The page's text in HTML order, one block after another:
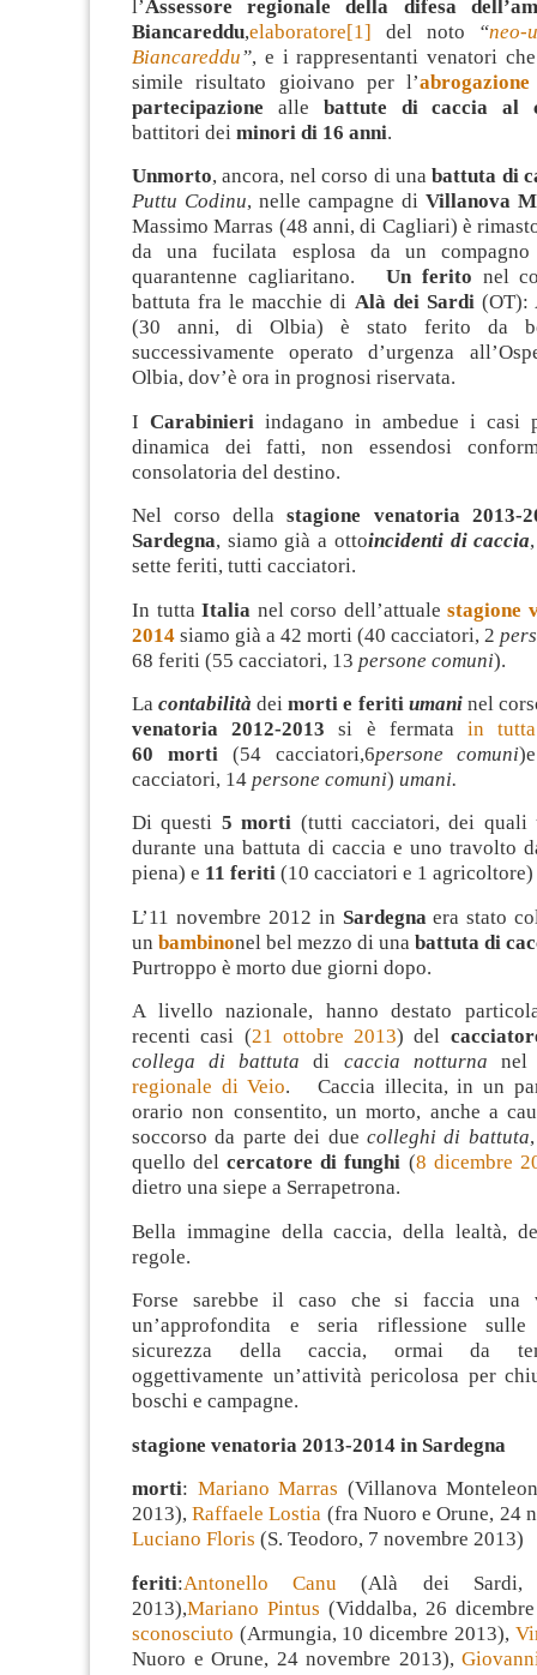
l’Assessore regionale della difesa
Biancareddu,elaboratore[1] del noto “neo-
Biancareddu”, e i rappresentanti venatori
simile risultato gioivano per l’abrogazione
partecipazione alle battute di caccia al
battitori dei minori di 16 anni.
Unmorto, ancora, nel corso di unabattuta di
Puttu Codinu, nelle campagne di Villanova
Massimo Marras (48 anni, di Cagliari) è
da una fucilata esplosa da un
quarantenne cagliaritano.Un ferito nel
battuta fra le macchie di Alà dei Sardi(OT):
(30 anni, di Olbia) è stato ferito da
successivamente operato d’urgenza
Olbia, dov’è ora in prognosi riservata.
I Carabinieri indagano in ambedue i casi
dinamica dei fatti, non essendosi
consolatoria del destino.
Nel corso dellastagione venatoria 2013-
Sardegna, siamo già a ottoincidenti di caccia
sette feriti, tutti cacciatori.
In tutta Italia nel corso dell’attuale stagione
2014 siamo già a 42 morti (40 cacciatori, 2
68 feriti (55 cacciatori, 13 persone comuni).
Lacontabilità deimorti e feriti umaninel
venatoria 2012-2013 si è fermatain
60
morti(54 cacciatori,6persone comuni
cacciatori, 14 persone comuni) umani.
Di questi 5 morti (tutti cacciatori, dei quali
durante una battuta di caccia e uno travolto
piena) e 11 feriti (10 cacciatori e 1
L’11 novembre 2012 in Sardegnaera stato
un bambinonel bel mezzo di una battuta di
Purtroppo è morto due giorni dopo.
A livello nazionale, hanno destato
recenti casi (21 ottobre 2013) del
collega di battuta di caccia notturna
regionale di Veio. Caccia illecita, in un
orario non consentito, un morto, anche a
soccorso da parte dei due colleghi di battuta
quello delcercatore di funghi (8 dicembre
dietro una siepe a Serrapetrona.
Bella immagine della caccia, della lealtà,
regole.
Forse sarebbe il caso che si faccia una
un’approfondita e seria riflessione
sicurezza della caccia, ormai da
oggettivamente un’attività pericolosa per
boschi e campagne.
stagione venatoria 2013-2014 in Sardegna
morti: Mariano Marras (Villanova
2013),Raffaele Lostia (fra Nuoro e Orune, 24
Luciano Floris (S. Teodoro, 7 novembre 2013)
feriti:Antonello Canu (Alà dei Sardi,
2013),Mariano Pintus (Viddalba, 26
sconosciuto (Armungia, 10 dicembre 2013),
Nuoro e Orune, 24 novembre 2013),